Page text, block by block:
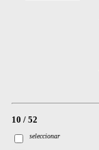
10 / 52
seleccionar